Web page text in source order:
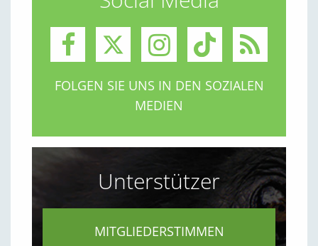
FOLGEN SIE UNS IN DEN SOZIALEN
MEDIEN
Unterstützer
MITGLIEDERSTIMMEN